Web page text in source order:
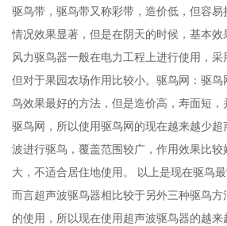
驱鸟带，驱鸟带又称彩带，造价低，但容
情况效果显著，但是在阴天的时候，基本效
风力驱鸟器一般在电力工程上进行使用，采
但对于果园农场作用比较小。驱鸟网：驱
鸟效果最好的方法，但是造价高，寿面短，
驱鸟网，所以使用驱鸟网的现在越来越少
波进行驱鸟，覆盖范围较广，作用效果比
大，不适合居住地使用。 以上是现在驱鸟
而言超声波驱鸟器相比较于另外三种驱鸟方
的使用，所以现在使用超声波驱鸟器的越